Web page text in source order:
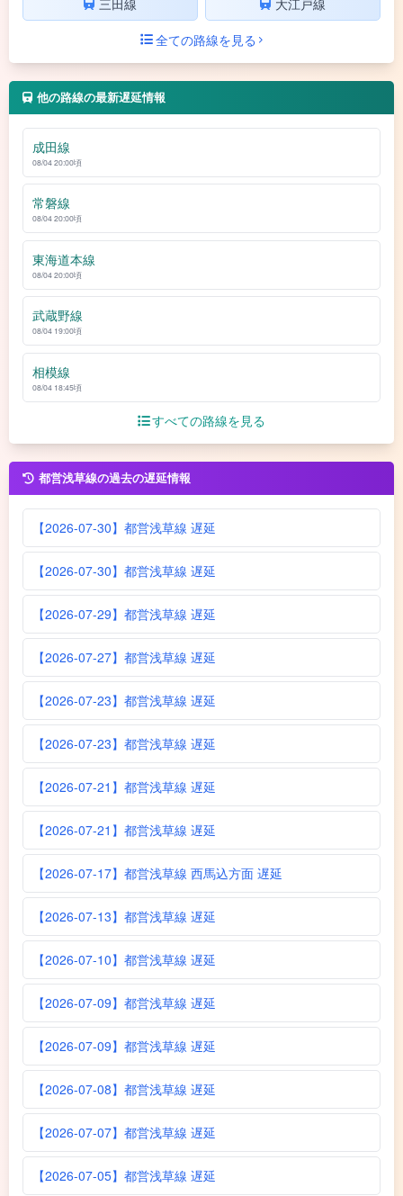
全ての路線を見る
他の路線の最新遅延情報
成田線
08/04 20:00頃
常磐線
08/04 20:00頃
東海道本線
08/04 20:00頃
武蔵野線
08/04 19:00頃
相模線
08/04 18:45頃
すべての路線を見る
都営浅草線の過去の遅延情報
【2026-07-30】都営浅草線 遅延
【2026-07-30】都営浅草線 遅延
【2026-07-29】都営浅草線 遅延
【2026-07-27】都営浅草線 遅延
【2026-07-23】都営浅草線 遅延
【2026-07-23】都営浅草線 遅延
【2026-07-21】都営浅草線 遅延
【2026-07-21】都営浅草線 遅延
【2026-07-17】都営浅草線 西馬込方面 遅延
【2026-07-13】都営浅草線 遅延
【2026-07-10】都営浅草線 遅延
【2026-07-09】都営浅草線 遅延
【2026-07-09】都営浅草線 遅延
【2026-07-08】都営浅草線 遅延
【2026-07-07】都営浅草線 遅延
【2026-07-05】都営浅草線 遅延